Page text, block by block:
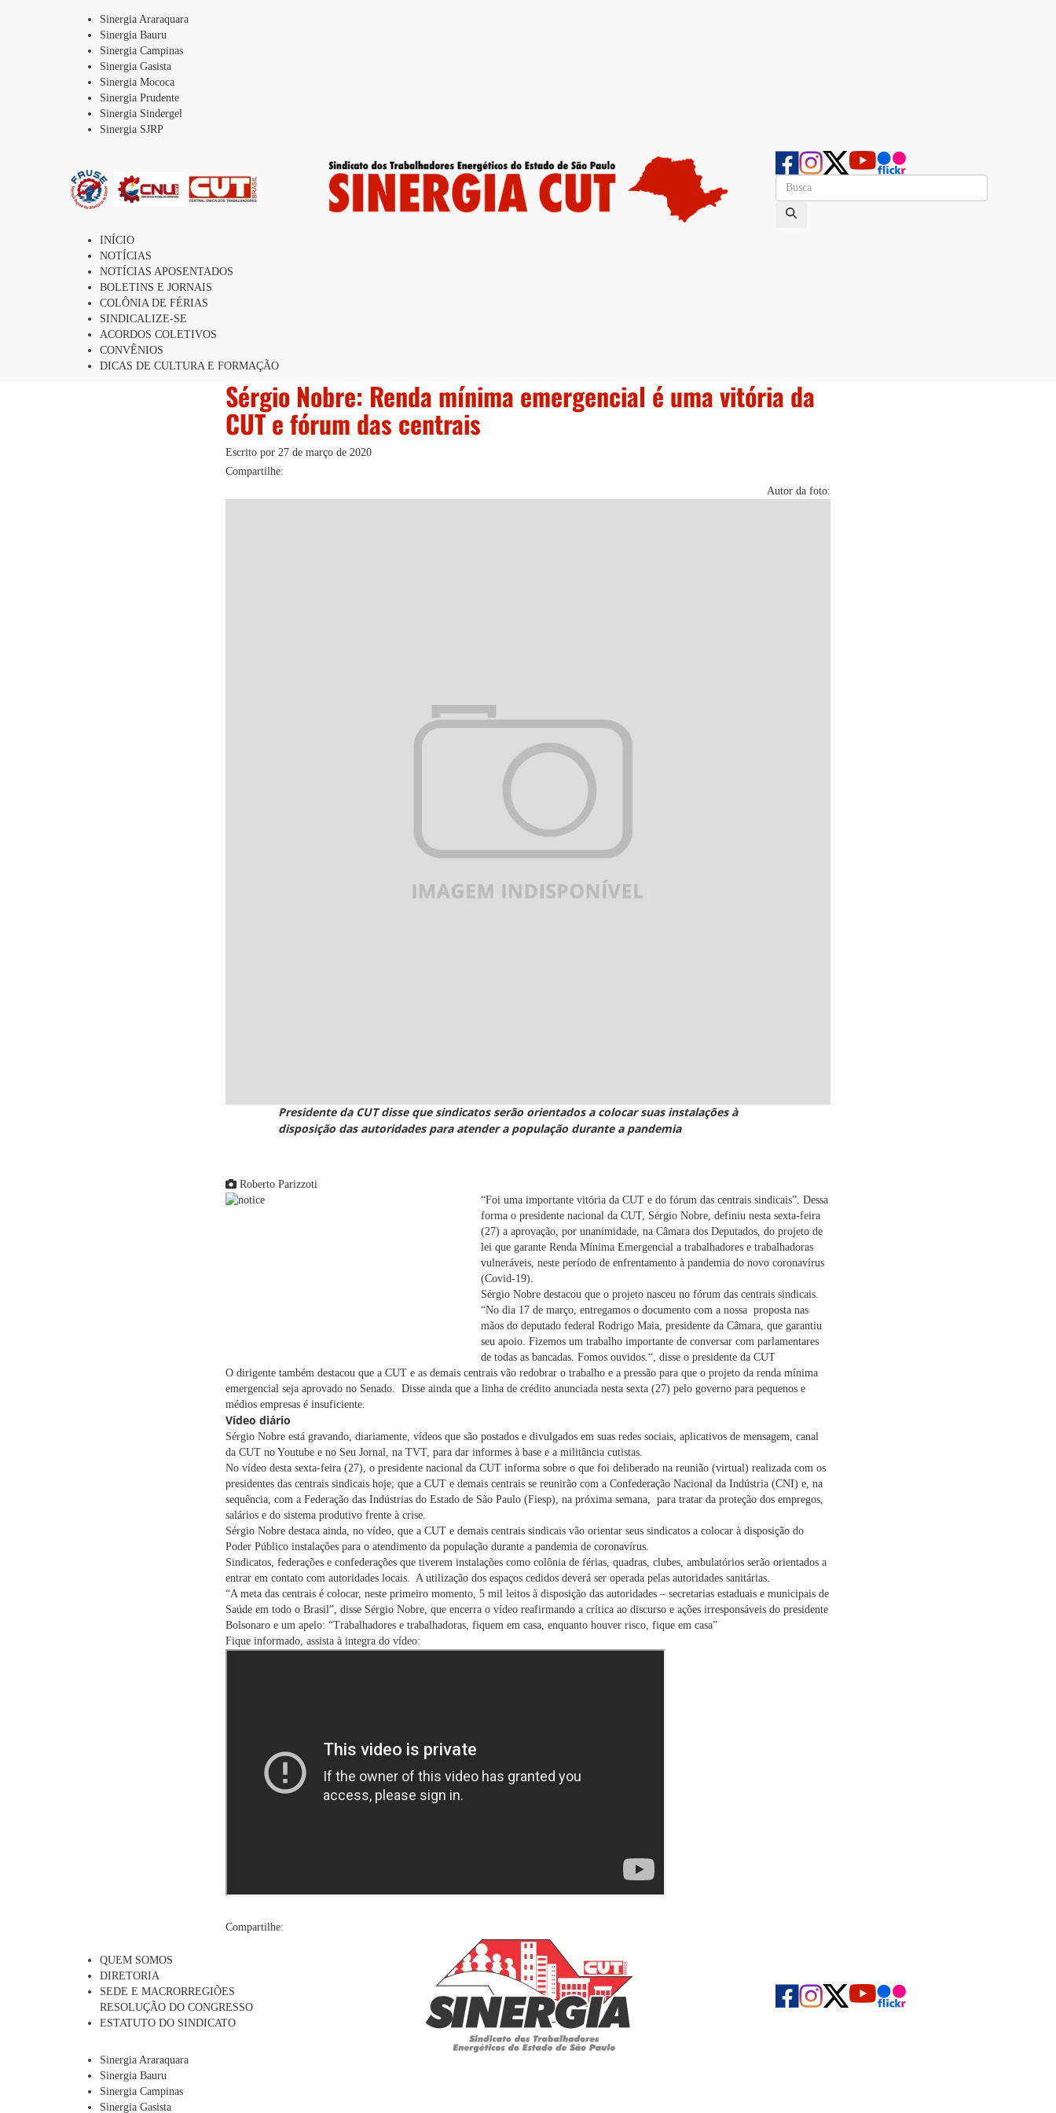
Sinergia Araraquara
Sinergia Bauru
Sinergia Campinas
Sinergia Gasista
Sinergia Mococa
Sinergia Prudente
Sinergia Sindergel
Sinergia SJRP
INÍCIO
NOTÍCIAS
NOTÍCIAS APOSENTADOS
BOLETINS E JORNAIS
COLÔNIA DE FÉRIAS
SINDICALIZE-SE
ACORDOS COLETIVOS
CONVÊNIOS
DICAS DE CULTURA E FORMAÇÃO
Sérgio Nobre: Renda mínima emergencial é uma vitória da
CUT e fórum das centrais
Escrito por 27 de março de 2020
Compartilhe:
Autor da foto:
Presidente da CUT disse que sindicatos serão orientados a colocar suas instalações à
disposição das autoridades para atender a população durante a pandemia
Roberto Parizzoti
“Foi uma importante vitória da CUT e do fórum das centrais sindicais”. Dessa
forma o presidente nacional da CUT, Sérgio Nobre, definiu nesta sexta-feira
(27) a aprovação, por unanimidade, na Câmara dos Deputados, do projeto de
lei que garante Renda Mínima Emergencial a trabalhadores e trabalhadoras
vulneráveis, neste período de enfrentamento à pandemia do novo coronavírus
(Covid-19).
Sérgio Nobre destacou que o projeto nasceu no fórum das centrais sindicais.
“No dia 17 de março, entregamos o documento com a nossa proposta nas
mãos do deputado federal Rodrigo Maia, presidente da Câmara, que garantiu
seu apoio. Fizemos um trabalho importante de conversar com parlamentares
de todas as bancadas. Fomos ouvidos.“, disse o presidente da CUT
O dirigente também destacou que a CUT e as demais centrais vão redobrar o trabalho e a pressão para que o projeto da renda mínima
emergencial seja aprovado no Senado. Disse ainda que a linha de crédito anunciada nesta sexta (27) pelo governo para pequenos e
médios empresas é insuficiente.
Vídeo diário
Sérgio Nobre está gravando, diariamente, vídeos que são postados e divulgados em suas redes sociais, aplicativos de mensagem, canal
da CUT no Youtube e no Seu Jornal, na TVT, para dar informes à base e a militância cutistas.
No vídeo desta sexta-feira (27), o presidente nacional da CUT informa sobre o que foi deliberado na reunião (virtual) realizada com os
presidentes das centrais sindicais hoje; que a CUT e demais centrais se reunirão com a Confederação Nacional da Indústria (CNI) e, na
sequência, com a Federação das Indústrias do Estado de São Paulo (Fiesp), na próxima semana, para tratar da proteção dos empregos,
salários e do sistema produtivo frente à crise.
Sérgio Nobre destaca ainda, no vídeo, que a CUT e demais centrais sindicais vão orientar seus sindicatos a colocar à disposição do
Poder Público instalações para o atendimento da população durante a pandemia de coronavírus.
Sindicatos, federações e confederações que tiverem instalações como colônia de férias, quadras, clubes, ambulatórios serão orientados a
entrar em contato com autoridades locais. A utilização dos espaços cedidos deverá ser operada pelas autoridades sanitárias.
“A meta das centrais é colocar, neste primeiro momento, 5 mil leitos à disposição das autoridades – secretarias estaduais e municipais de
Saúde em todo o Brasil”, disse Sérgio Nobre, que encerra o vídeo reafirmando a crítica ao discurso e ações irresponsáveis do presidente
Bolsonaro e um apelo: “Trabalhadores e trabalhadoras, fiquem em casa, enquanto houver risco, fique em casa”
Fique informado, assista à integra do vídeo:
Compartilhe:
QUEM SOMOS
DIRETORIA
SEDE E MACRORREGIÕES
RESOLUÇÃO DO CONGRESSO
ESTATUTO DO SINDICATO
Sinergia Araraquara
Sinergia Bauru
Sinergia Campinas
Sinergia Gasista